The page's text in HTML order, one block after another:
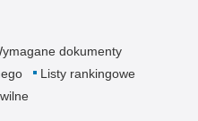
dokumenty
Listy rankingowe